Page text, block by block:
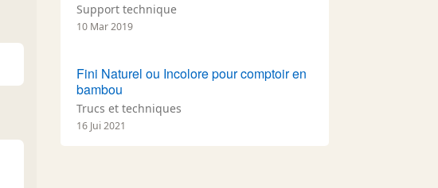
Support technique
10 Mar 2019
Fini Naturel ou Incolore pour comptoir en
bambou
Trucs et techniques
16 Jui 2021